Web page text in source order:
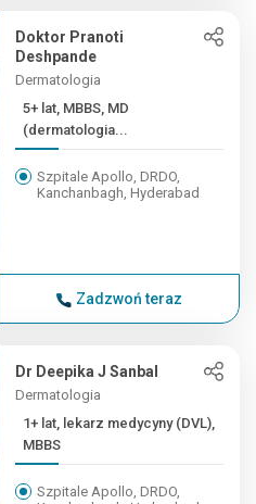
Doktor Pranoti
Deshpande
Dermatologia
5+ lat, MBBS, MD
(dermatologia...
Szpitale Apollo, DRDO,
Kanchanbagh, Hyderabad
Zadzwoń teraz
Dr Deepika J Sanbal
Dermatologia
1+ lat, lekarz medycyny (DVL),
MBBS
Szpitale Apollo, DRDO,